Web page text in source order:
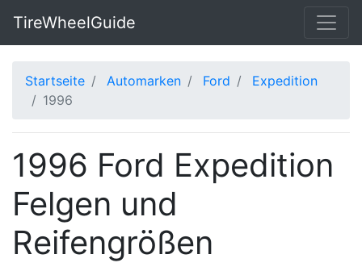
TireWheelGuide
Startseite Automarken Ford
Expedition
1996
1996 Ford Expedition
Felgen und
Reifengrößen